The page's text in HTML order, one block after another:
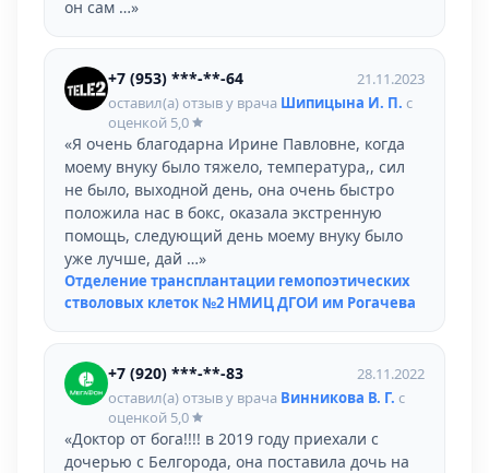
он сам …»
+7 (953) ***-**-64
21.11.2023
оставил(а) отзыв у врача Шипицына И. П. с
оценкой 5,0
«Я очень благодарна Ирине Павловне, когда
моему внуку было тяжело, температура,, сил
не было, выходной день, она очень быстро
положила нас в бокс, оказала экстренную
помощь, следующий день моему внуку было
уже лучше, дай …»
Отделение трансплантации гемопоэтических
стволовых клеток №2 НМИЦ ДГОИ им Рогачева
+7 (920) ***-**-83
28.11.2022
оставил(а) отзыв у врача Винникова В. Г. с
оценкой 5,0
«Доктор от бога!!!! в 2019 году приехали с
дочерью с Белгорода, она поставила дочь на